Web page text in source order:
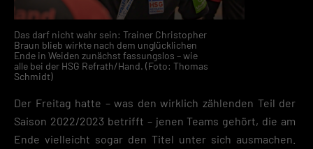
Das darf nicht wahr sein: Trainer Christopher
Braun blieb wirkte nach dem unglücklichen
Ende in Weiden zunächst fassungslos – wie
alle bei der HSG Refrath/Hand. (Foto: Thomas
Schmidt)
Der Freitag hatte – was den wirklich zählenden Teil der
Saison 2022/2023 betrifft – jenen Teams gehört, die am
Ende vielleicht sogar den Titel unter sich ausmachen.